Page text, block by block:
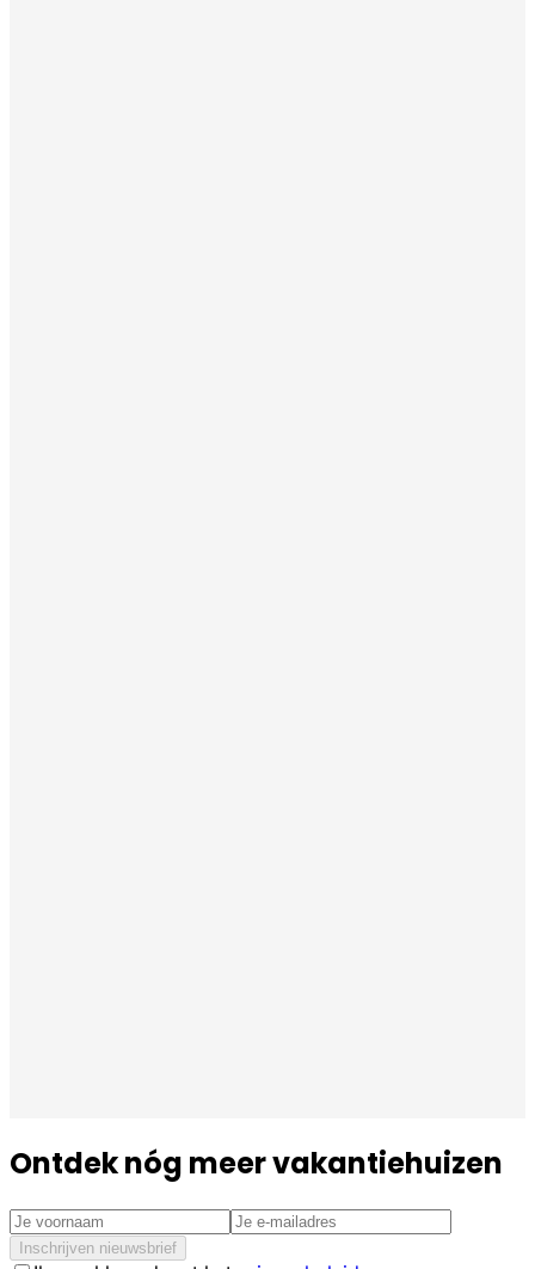
Ontdek nóg meer vakantiehuizen
Inschrijven nieuwsbrief